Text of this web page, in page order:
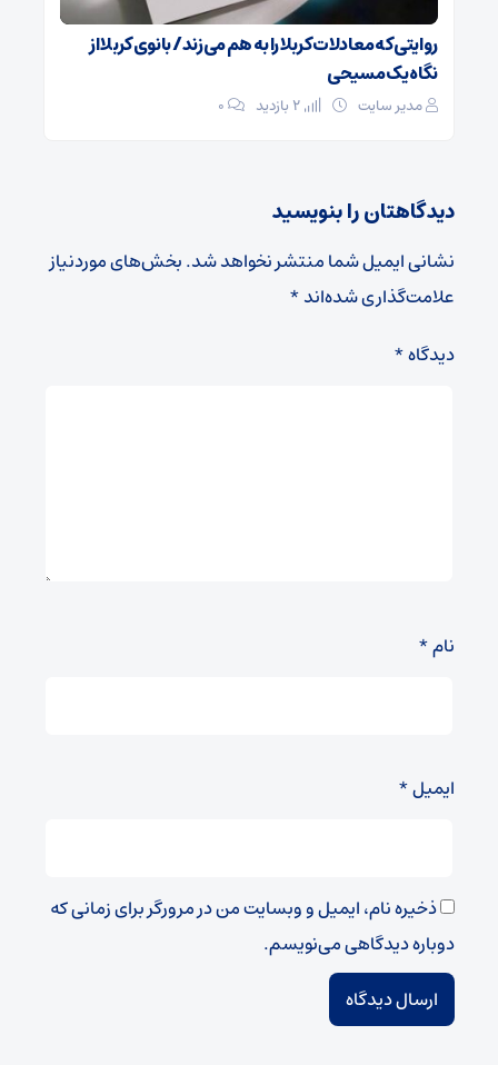
روایتی که معادلات کربلا را به هم می‌زند/ بانوی کربلا از
نگاه یک مسیحی
مدیر سایت ۰
دیدگاهتان را بنویسید
نشانی ایمیل شما منتشر نخواهد شد.بخش‌های موردنیاز
علامت‌گذاری شده‌اند*
دیدگاه*
نام*
ایمیل*
ذخیره نام، ایمیل و وبسایت من در مرورگر برای زمانی که
دوباره دیدگاهی می‌نویسم.